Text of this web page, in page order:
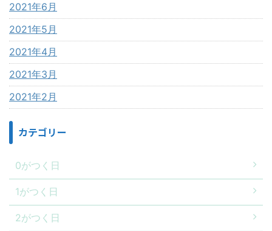
2021年6月
2021年5月
2021年4月
2021年3月
2021年2月
カテゴリー
0がつく日
1がつく日
2がつく日